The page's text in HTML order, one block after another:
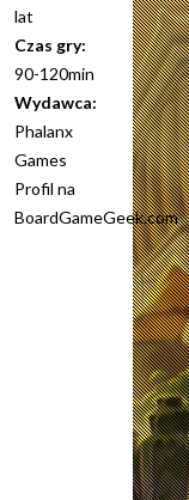
lat
Czas gry:
90-120min
Wydawca:
Phalanx
Games
Profil na
BoardGameGeek.com